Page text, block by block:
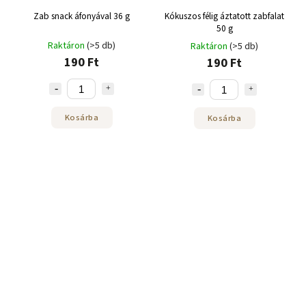
Zab snack áfonyával 36 g
Raktáron (>5 db)
190 Ft
Kosárba
Kókuszos félig áztatott zabfalat
50 g
Raktáron (>5 db)
190 Ft
Kosárba